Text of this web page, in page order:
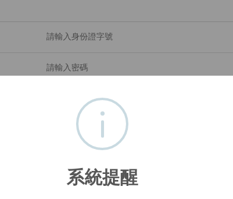
還不是樂遊卡會員，
商品介紹 樂遊卡條款
系統提醒